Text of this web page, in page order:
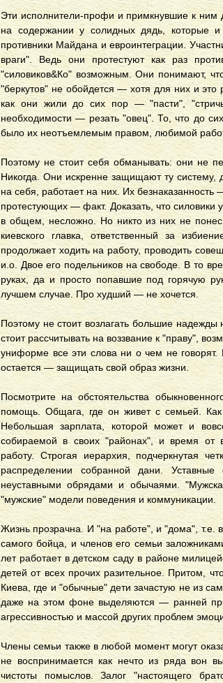
Эти исполнители-профи и примкнувшие к ним
на содержании у солидных дядь, которые
противники Майдана и евроинтеграции.
враги". Ведь они протестуют как раз
"силовиков&Ко" возможным. Они понимают,
"беркутов" не обойдется — хотя для них и это
как они жили до сих пор — "пасти",
необходимости — резать "овец". То, что до
было их неотъемлемым правом, любимой
Поэтому не стоит себя обманывать: они не
Никогда. Они искренне защищают ту систему,
на себя, работает на них. Их безнаказанность
протестующих — факт. Доказать, что силовики
в общем, несложно. Но никто из них не
киевского главка, ответственный за
продолжает ходить на работу, проводить
и.о. Двое его подельников на свободе. В то
руках, да и просто попавшие под горячую
лучшем случае. Про худший — не хочется.
Поэтому не стоит возлагать большие
стоит рассчитывать на воззвание к "праву",
униформе все эти слова ни о чем не
остается — защищать свой образ жизни.
Посмотрите на обстоятельства
помощь. Общага, где он живет с семьей.
Небольшая зарплата, которой может и
собираемой в своих "районах", и время от
работу. Строгая иерархия, подчеркнутая
распределении собранной дани.
неуставными обрядами и обычаями.
"мужские" модели поведения и коммуникации.
Жизнь прозрачна. И "на работе", и "дома",
самого бойца, и членов его семьи
лет работает в детском саду в районе
детей от всех прочих разительное. Притом,
Киева, где и "обычные" дети зачастую не из
даже на этом фоне выделяются — ранней
агрессивностью и массой других проблем
Члены семьи также в любой момент могут
не воспринимается как нечто из ряда вон
чистоты помыслов. Залог "настоящего